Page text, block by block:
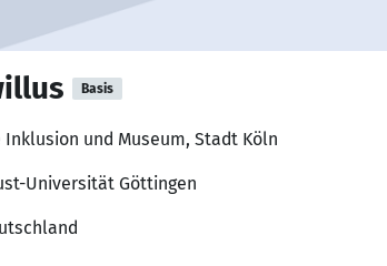
Basis
und Museum, Stadt Köln
Universität Göttingen